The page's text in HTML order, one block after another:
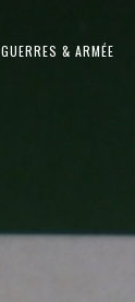
GUERRES & ARMÉE